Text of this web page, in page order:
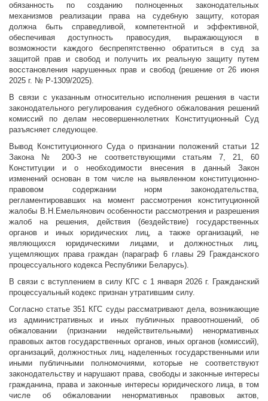
обязанность по созданию полноценных законодательных
механизмов реализации права на судебную защиту, которая
должна быть справедливой, компетентной и эффективной,
обеспечивая доступность правосудия, выражающуюся в
возможности каждого беспрепятственно обратиться в суд за
защитой прав и свобод и получить их реальную защиту путем
восстановления нарушенных прав и свобод (решение от 26 июня
2025 г. № Р-1309/2025).
В связи с указанным относительно исполнения решения в части
законодательного регулирования судебного обжалования решений
комиссий по делам несовершеннолетних Конституционный Суд
разъясняет следующее.
Вывод Конституционного Суда о признании положений статьи 12
Закона № 200-З не соответствующими статьям 7, 21, 60
Конституции и о необходимости внесения в данный Закон
изменений основан в том числе на выявленном конституционно-
правовом содержании норм законодательства,
регламентировавших на момент рассмотрения конституционной
жалобы В.Н.Емельянович особенности рассмотрения и разрешения
жалоб на решения, действия (бездействие) государственных
органов и иных юридических лиц, а также организаций, не
являющихся юридическими лицами, и должностных лиц,
ущемляющих права граждан (параграф 6 главы 29 Гражданского
процессуального кодекса Республики Беларусь).
В связи с вступлением в силу КГС с 1 января 2026 г. Гражданский
процессуальный кодекс признан утратившим силу.
Согласно статье 351 КГС суды рассматривают дела, возникающие
из административных и иных публичных правоотношений, об
обжаловании (признании недействительными) ненормативных
правовых актов государственных органов, иных органов (комиссий),
организаций, должностных лиц, наделенных государственными или
иными публичными полномочиями, которые не соответствуют
законодательству и нарушают права, свободы и законные интересы
гражданина, права и законные интересы юридического лица, в том
числе об обжаловании ненормативных правовых актов,